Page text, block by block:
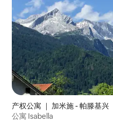
产权公寓 ｜ 加米施 - 帕滕基兴
公寓 Isabella